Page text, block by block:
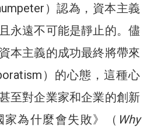
）認為，資本主義
永遠不可能是靜止的。儘
本主義的成功最終將帶來
）的心態，這種心
至對企業家和企業的創新
為什麼會失敗》（ Why